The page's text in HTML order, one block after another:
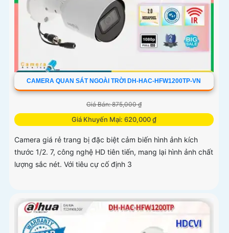
CAMERA QUAN SÁT NGOÀI TRỜI DH-HAC-HFW1200TP-VN
Giá Bán: 875,000 ₫
Giá Khuyến Mại: 620,000 ₫
Camera giá rẻ trang bị đặc biệt cảm biến hình ảnh kích
thước 1/2. 7, công nghệ HD tiên tiến, mang lại hình ảnh chất
lượng sắc nét. Với tiêu cự cố định 3